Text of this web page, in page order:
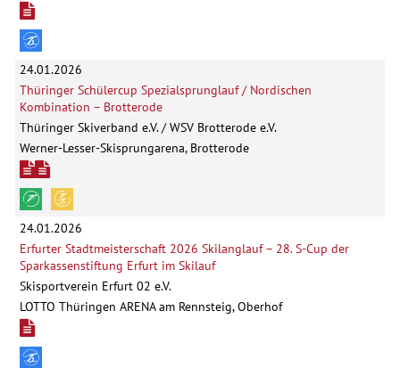
24.01.2026
Thüringer Schülercup Spezialsprunglauf / Nordischen
Kombination – Brotterode
Thüringer Skiverband e.V. / WSV Brotterode e.V.
Werner-Lesser-Skisprungarena, Brotterode
24.01.2026
Erfurter Stadtmeisterschaft 2026 Skilanglauf – 28. S-Cup der
Sparkassenstiftung Erfurt im Skilauf
Skisportverein Erfurt 02 e.V.
LOTTO Thüringen ARENA am Rennsteig, Oberhof